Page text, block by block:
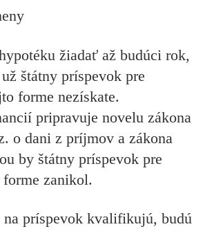
žiadať až budúci rok,
štátny príspevok pre
forme nezískate.
pripravuje novelu zákona
o dani z príjmov a zákona
by štátny príspevok pre
zanikol.
príspevok kvalifikujú, budú